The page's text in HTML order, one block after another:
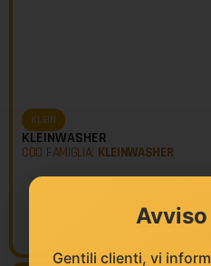
KLEIN
KLEINWASHER
COD FAMIGLIA: KLEINWASHER
Gentili clienti, vi